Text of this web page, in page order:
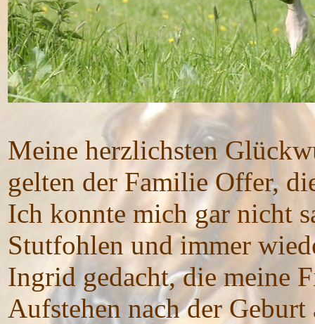
Meine herzlichsten
gelten der Familie Offer,
Ich konnte mich gar nicht
Stutfohlen und immer
Ingrid gedacht, die meine
Aufstehen nach der